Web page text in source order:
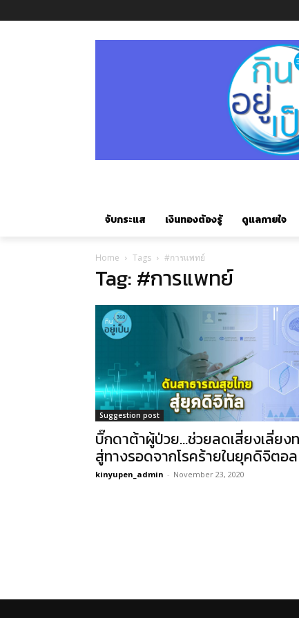
จับกระแส เงินทองต้องรู้ ดูแลกายใจ
Home Tags #การแพทย์
Tag: #การแพทย์
Suggestion post
บิ๊กดาต้าผู้ป่วย…ช่วยลดเสี่ยงเลี่ยง
สู่ทางรอดจากโรคร้ายในยุคดิจิตอล
kinyupen_admin - November 23, 2020